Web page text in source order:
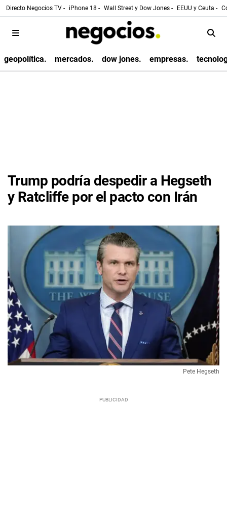
Directo Negocios TV - iPhone 18 - Wall Street y Dow Jones - EEUU y Ceuta -
geopolítica. mercados. dow jones. empresas.
Trump podría despedir a Hegseth
y Ratcliffe por el pacto con Irán
Pete Hegseth